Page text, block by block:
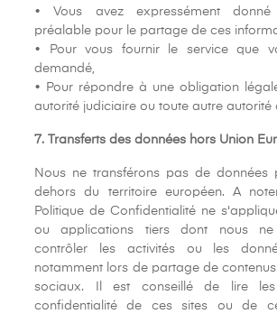
• Vous avez expressément
préalable pour le partage de ces
• Pour vous fournir le service que
demandé,
• Pour répondre à une obligation
autorité judiciaire ou toute autre autorité
7. Transferts des données hors Union
Nous ne transférons pas de données
dehors du territoire européen. A
Politique de Confidentialité ne
ou applications tiers dont nous
contrôler les activités ou les
notamment lors de partage de
sociaux. Il est conseillé de lire
confidentialité de ces sites ou de